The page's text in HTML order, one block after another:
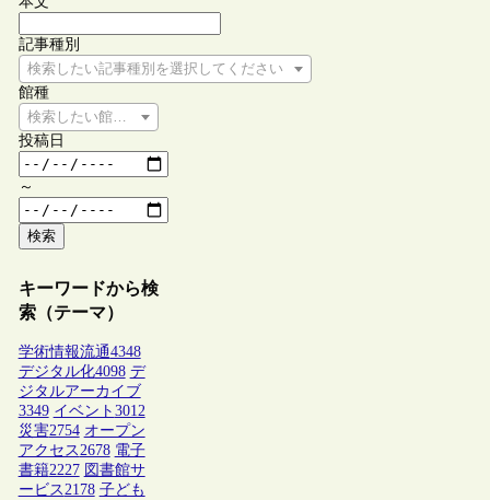
記事種別
検索したい記事種別を選択してください
館種
検索したい館種を選択してください
投稿日
～
検索
キーワードから検
索（テーマ）
学術情報流通4348
デジタル化4098 デ
ジタルアーカイブ
3349 イベント 3012
災害2754 オープン
アクセス2678 電子
書籍2227 図書館サ
ービス2178 子ども